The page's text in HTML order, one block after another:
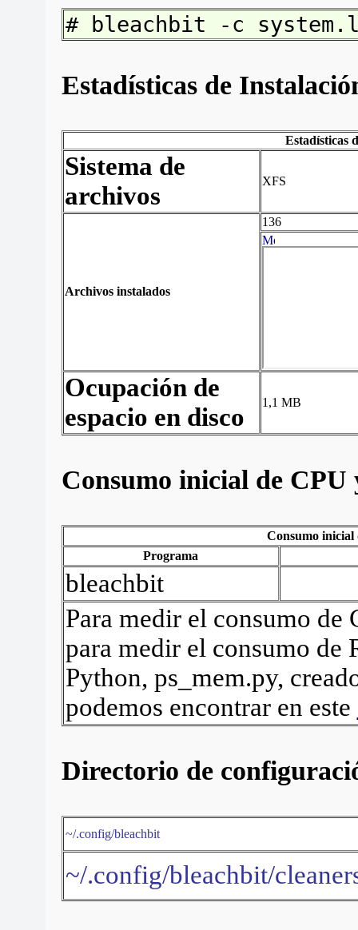
# bleachbit -c
Estadísticas de
Estadísticas
Sistema de
archivos
XFS
Archivos instalados
136
Ocupación de
espacio en disco
1,1 MB
Consumo inicial de
Consumo
Programa
bleachbit
Para medir el consumo
para medir el consumo
Python, ps_mem.py,
podemos encontrar en este
Directorio de
~/.config/bleachbit
~/.config/bleachbit/